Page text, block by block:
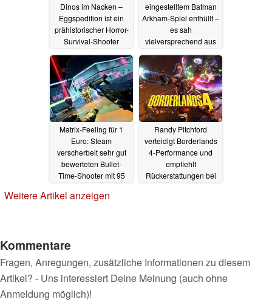
Dinos im Nacken –
Eggspedition ist ein
prähistorischer Horror-
Survival-Shooter
15.09.2025
eingestelltem Batman
Arkham-Spiel enthüllt –
es sah
vielversprechend aus
15.09.2025
Matrix-Feeling für 1
Euro: Steam
verscherbelt sehr gut
bewerteten Bullet-
Time-Shooter mit 95
günstig wie nie
Randy Pitchford
verteidigt Borderlands
4-Performance und
empfiehlt
Rückerstattungen bei
Weitere Artikel anzeigen
Kommentare
Fragen, Anregungen, zusätzliche Informationen zu diesem
Artikel? - Uns interessiert Deine Meinung (auch ohne
Anmeldung möglich)!